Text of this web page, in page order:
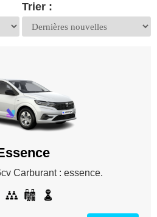
Trier :
Carburant : essence.